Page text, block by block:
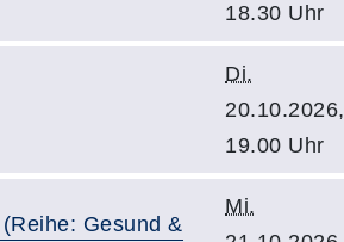
18.30 Uhr
Di.
20.10.2026,
19.00 Uhr
Gesund &
Mi.